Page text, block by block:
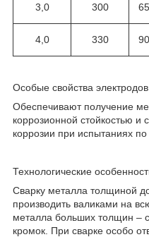
3,0 300
4,0 330
Особые свойства
Обеспечивают получение
коррозионной стойкостью и
коррозии при испытаниях
Технологические
Сварку металла толщиной
производить валиками на
металла больших толщин –
кромок. При сварке особо